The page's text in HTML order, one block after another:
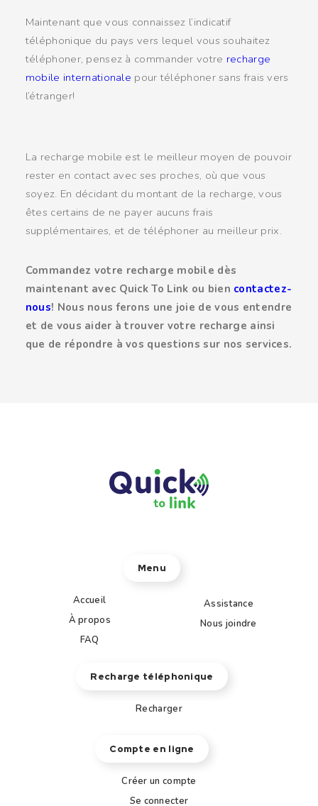
Maintenant que vous connaissez l’indicatif
téléphonique du pays vers lequel vous souhaitez
téléphoner, pensez à commander votre recharge
mobile internationale pour téléphoner sans frais vers
l’étranger!
La recharge mobile est le meilleur moyen de pouvoir
rester en contact avec ses proches, où que vous
soyez. En décidant du montant de la recharge, vous
êtes certains de ne payer aucuns frais
supplémentaires, et de téléphoner au meilleur prix.
Commandez votre recharge mobile dès
maintenant avec Quick To Link ou bien contactez-
nous! Nous nous ferons une joie de vous entendre
et de vous aider à trouver votre recharge ainsi
que de répondre à vos questions sur nos services.
Menu
Accueil
À propos
FAQ
Assistance
Nous joindre
Recharge téléphonique
Recharger
Compte en ligne
Créer un compte
Se connecter